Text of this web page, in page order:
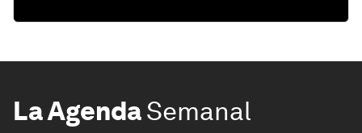
La AgendaSemanal